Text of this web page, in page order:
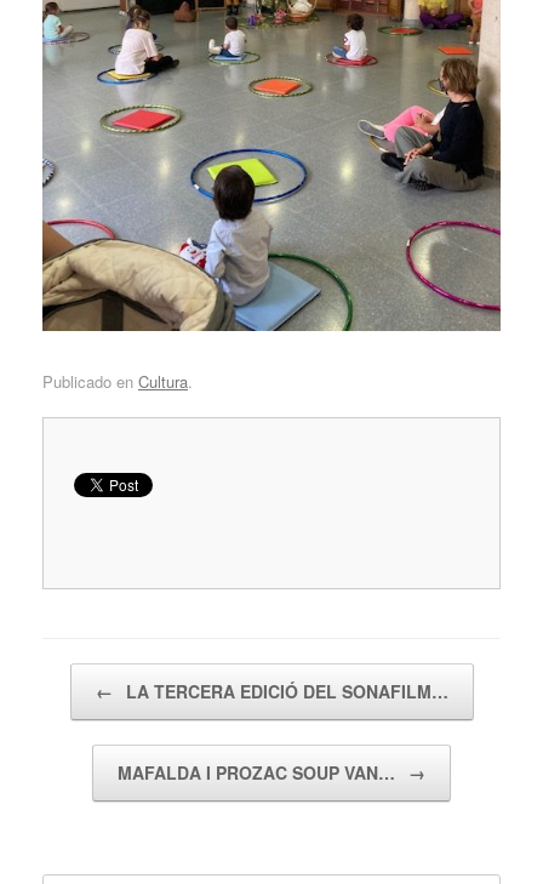
Publicado en Cultura.
← LA TERCERA EDICIÓ DEL SONAFILM…
MAFALDA I PROZAC SOUP VAN… →